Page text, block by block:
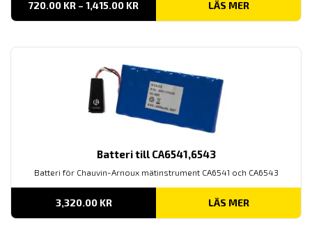
720.00 KR – 1,415.00 KRPRISINTERVALL:
TILL
LÄS MER
Batteri till CA6541,6543
Batteri för Chauvin-Arnoux mätinstrument CA6541 och CA6543
3,320.00 KR LÄS MER